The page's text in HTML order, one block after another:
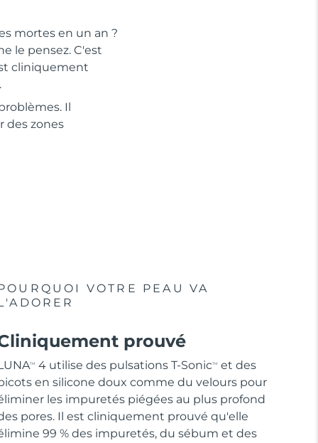
mortes en un an ?
le pensez. C'est
cliniquement
Il
des zones
VOTRE PEAU VA
prouvé
TM 4 utilise des pulsations T-SonicTM
et des
en silicone doux comme du velours pour
les impuretés piégées au plus profond
pores. Il est cliniquement prouvé qu'elle
99 % des impuretés, du sébum et des